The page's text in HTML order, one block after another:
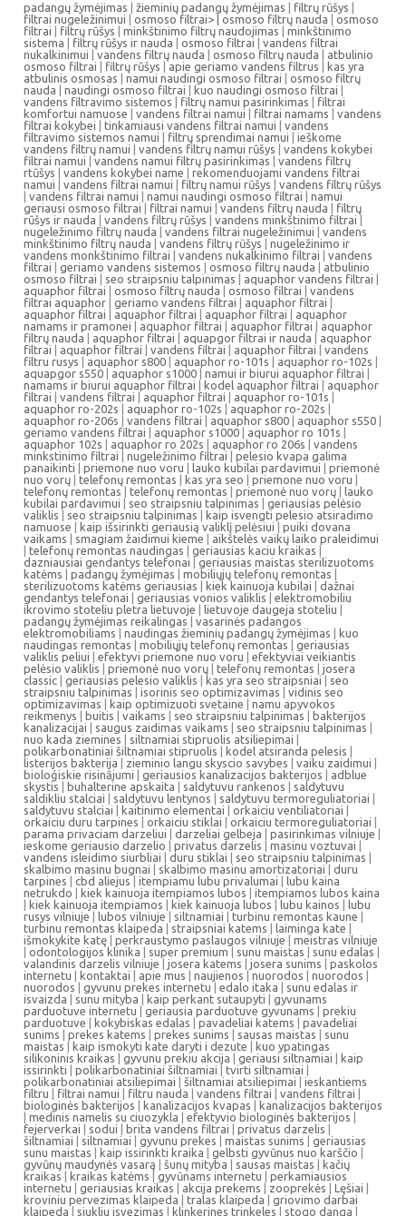
padangų žymėjimas | žieminių padangų žymėjimas | filtrų rūšys |
filtrai nugeležinimui | osmoso filtrai> | osmoso filtrų nauda | osmoso
filtrai | filtrų rūšys | minkštinimo filtrų naudojimas | minkštinimo
sistema | filtrų rūšys ir nauda | osmoso filtrai | vandens filtrai
nukalkinimui |vandens filtrų nauda | osmoso filtrų nauda | atbulinio
osmoso filtrai | filtrų rūšys |apie geriamo vandens filtrus | kas yra
atbulinis osmosas | namui naudingi osmoso filtrai | osmoso filtrų
nauda | naudingi osmoso filtrai | kuo naudingi osmoso filtrai |
vandens filtravimo sistemos | filtrų namui pasirinkimas | filtrai
komfortui namuose | vandens filtrai namui | filtrai namams | vandens
filtrai kokybei | tinkamiausi vandens filtrai namui | vandens
filtravimo sistemos namui | filtrų sprendimai namui | ieškome
vandens filtrų namui | vandens filtrų namui rūšys | vandens kokybei
filtrai namui |vandens namui filtrų pasirinkimas | vandens filtrų
rtūšys | vandens kokybei name | rekomenduojami vandens filtrai
namui | vandens filtrai namui | filtrų namui rūšys | vandens filtrų rūšys
| vandens filtrai namui | namui naudingi osmoso filtrai | namui
geriausi osmoso filtrai | filtrai namui | vandens filtrų nauda | filtrų
rūšys ir nauda | vandens filtrų rūšys | vandens minkštinimo filtrai |
nugeležinimo filtrų nauda | vandens filtrai nugeležinimui | vandens
minkštinimo filtrų nauda | vandens filtrų rūšys | nugeležinimo ir
vandens monkštinimo filtrai | vandens nukalkinimo filtrai | vandens
filtrai | geriamo vandens sistemos | osmoso filtrų nauda | atbulinio
osmoso filtrai | seo straipsniu talpinimas | aquaphor vandens filtrai |
aquaphor filtrai | osmoso filtrų nauda | osmoso filtrai | vandens
filtrai aquaphor | geriamo vandens filtrai | aquaphor filtrai |
aquaphor filtrai | aquaphor filtrai | aquaphor filtrai | aquaphor
namams ir pramonei | aquaphor filtrai | aquaphor filtrai | aquaphor
filtrų nauda | aquaphor filtrai | aquapgor filtrai ir nauda | aquaphor
filtrai | aquaphor filtrai | vandens filtrai | aquaphor filtrai | vandens
filtru rusys | aquaphor s800 | aquaphor ro-101s | aquaphor ro-102s |
aquapgor s550 | aquaphor s1000 | namui ir biurui aquaphor filtrai |
namams ir biurui aquaphor filtrai | kodel aquaphor filtrai | aquaphor
filtrai | vandens filtrai | aquaphor filtrai | aquaphor ro-101s |
aquaphor ro-202s | aquaphor ro-102s | aquaphor ro-202s |
aquaphor ro-206s | vandens filtrai | aquaphor s800 | aquaphor s550 |
geriamo vandens filtrai | aquaphor s1000 | aquaphor ro 101s |
aquaphor 102s | aquaphor ro 202s | aquaphor ro 206s | vandens
minkstinimo filtrai | nugeležinimo filtrai | pelesio kvapa galima
panaikinti | priemone nuo voru | lauko kubilai pardavimui | priemonė
nuo vorų | telefonų remontas | kas yra seo | priemone nuo voru |
telefonų remontas| telefonų remontas | priemonė nuo vorų | lauko
kubilai pardavimui | seo straipsniu talpinimas | geriausias pelėsio
valiklis | seo straipsniu talpinimas | kaip isvengti pelesio atsiradimo
namuose | kaip išsirinkti geriausią valiklį pelėsiui | puiki dovana
vaikams | smagiam žaidimui kieme | aikštelės vaikų laiko praleidimui
| telefonų remontas naudingas | geriausias kaciu kraikas |
dazniausiai gendantys telefonai | geriausias maistas sterilizuotoms
katėms | padangų žymėjimas | mobiliųjų telefonų remontas |
sterilizuotoms katėms geriausias | kiek kainuoja kubilai | dažnai
gendantys telefonai | geriausias vonios valiklis | elektromobiliu
ikrovimo stoteliu pletra lietuvoje | lietuvoje daugeja stoteliu |
padangų žymėjimas reikalingas | vasarinės padangos
elektromobiliams | naudingas žieminių padangų žymėjimas | kuo
naudingas remontas | mobiliųjų telefonų remontas | geriausias
valiklis peliui | efektyvi priemone nuo voru | efektyviai veikiantis
pelėsio valiklis | priemonė nuo vorų | telefonų remontas | josera
classic | geriausias pelesio valiklis | kas yra seo straipsniai | seo
straipsniu talpinimas | isorinis seo optimizavimas | vidinis seo
optimizavimas | kaip optimizuoti svetaine | namu apyvokos
reikmenys | buitis | vaikams | seo straipsniu talpinimas | bakterijos
kanalizacijai | saugus zaidimas vaikams | seo straipsniu talpinimas |
nuo kada ziemines | siltnamiai stipruolis atsiliepimai |
polikarbonatiniai šiltnamiai stipruolis | kodel atsiranda pelesis |
listerijos bakterija | zieminio langu skyscio savybes | vaiku zaidimui |
bioloģiskie risinājumi | geriausios kanalizacijos bakterijos | adblue
skystis | buhalterine apskaita | saldytuvu rankenos | saldytuvu
saldikliu stalciai | saldytuvu lentynos | saldytuvu termoreguliatoriai |
saldytuvu stalciai | kaitinimo elementai | orkaiciu ventiliatoriai |
orkaiciu duru tarpines | orkaiciu stiklai | orkaiciu termoreguliatoriai |
parama privaciam darzeliui | darzeliai gelbeja | pasirinkimas vilniuje |
ieskome geriausio darzelio | privatus darzelis | masinu voztuvai |
vandens isleidimo siurbliai | duru stiklai | seo straipsniu talpinimas |
skalbimo masinu bugnai | skalbimo masinu amortizatoriai | duru
tarpines | cbd aliejus | itempiamu lubu privalumai | lubu kaina
netrukdo | kiek kainuoja itempiamos lubos | itempiamos lubos kaina
| kiek kainuoja itempiamos | kiek kainuoja lubos | lubu kainos | lubu
rusys vilniuje | lubos vilniuje | siltnamiai | turbinu remontas kaune |
turbinu remontas klaipeda | straipsniai katems | laiminga kate |
išmokykite katę | perkraustymo paslaugos vilniuje | meistras vilniuje
| odontologijos klinika | super premium | sunu maistas | sunu edalas |
valandinis darzelis vilniuje | josera katems | josera sunims | paskolos
internetu | kontaktai | apie mus | naujienos | nuorodos | nuorodos |
nuorodos | gyvunu prekes internetu | edalo itaka | sunu edalas ir
isvaizda | sunu mityba | kaip perkant sutaupyti | gyvunams
parduotuve internetu | geriausia parduotuve gyvunams | prekiu
parduotuve | kokybiskas edalas | pavadeliai katems | pavadeliai
sunims | prekes katems | prekes sunims | sausas maistas | sunu
maistas | kaip ismokyti kate daryti i dezute | kuo ypatingas
silikoninis kraikas | gyvunu prekiu akcija | geriausi siltnamiai | kaip
issirinkti | polikarbonatiniai šiltnamiai | tvirti siltnamiai |
polikarbonatiniai atsiliepimai | šiltnamiai atsiliepimai | ieskantiems
filtru | filtrai namui | filtru nauda | vandens filtrai | vandens filtrai |
biologinės bakterijos | kanalizacijos kvapas | kanalizacijos bakterijos
| medinis namelis su ciuozykla | efektyvio biologinės bakterijos |
fejerverkai | sodui | brita vandens filtrai | privatus darzelis |
šiltnamiai | siltnamiai | gyvunu prekes | maistas sunims | geriausias
sunu maistas | kaip issirinkti kraika | gelbsti gyvūnus nuo karščio |
gyvūnų maudynės vasarą | šunų mityba | sausas maistas | kačių
kraikas | kraikas katėms | gyvūnams internetu | perkamiausios
internetu | geriausias kraikas | akcija prekems | zooprekės | Lęšiai |
kroviniu pervezimas klaipeda | tralas klaipeda | griovimo darbai
klaipeda | siukliu isvezimas | klinkerines trinkeles | stogo danga |